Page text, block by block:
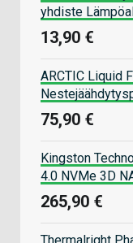
yhdiste
13,90 €
ARCTIC Liquid
75,90 €
Kingston
4.0 NVMe 3D
265,90 €